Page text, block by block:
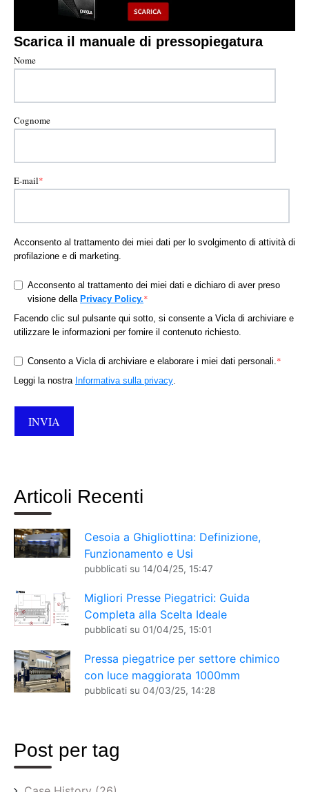
Scarica il manuale di pressopiegatura
Nome
Cognome
E-mail*
Acconsento al trattamento dei miei dati per lo svolgimento di attività di
profilazione e di marketing.
Acconsento al trattamento dei miei dati e dichiaro di aver preso
visione della Privacy Policy.*
Facendo clic sul pulsante qui sotto, si consente a Vicla di archiviare e
utilizzare le informazioni per fornire il contenuto richiesto.
Consento a Vicla di archiviare e elaborare i miei dati personali. *
Leggi la nostra Informativa sulla privacy
Articoli Recenti
Cesoia a Ghigliottina: Definizione,
Funzionamento e Usi
pubblicati su 14/04/25, 15:47
Migliori Presse Piegatrici: Guida
Completa alla Scelta Ideale
pubblicati su 01/04/25, 15:01
Pressa piegatrice per settore chimico
con luce maggiorata 1000mm
pubblicati su 04/03/25, 14:28
Post per tag